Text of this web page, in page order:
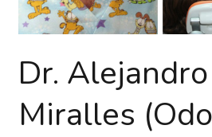
Dr.
Miralles